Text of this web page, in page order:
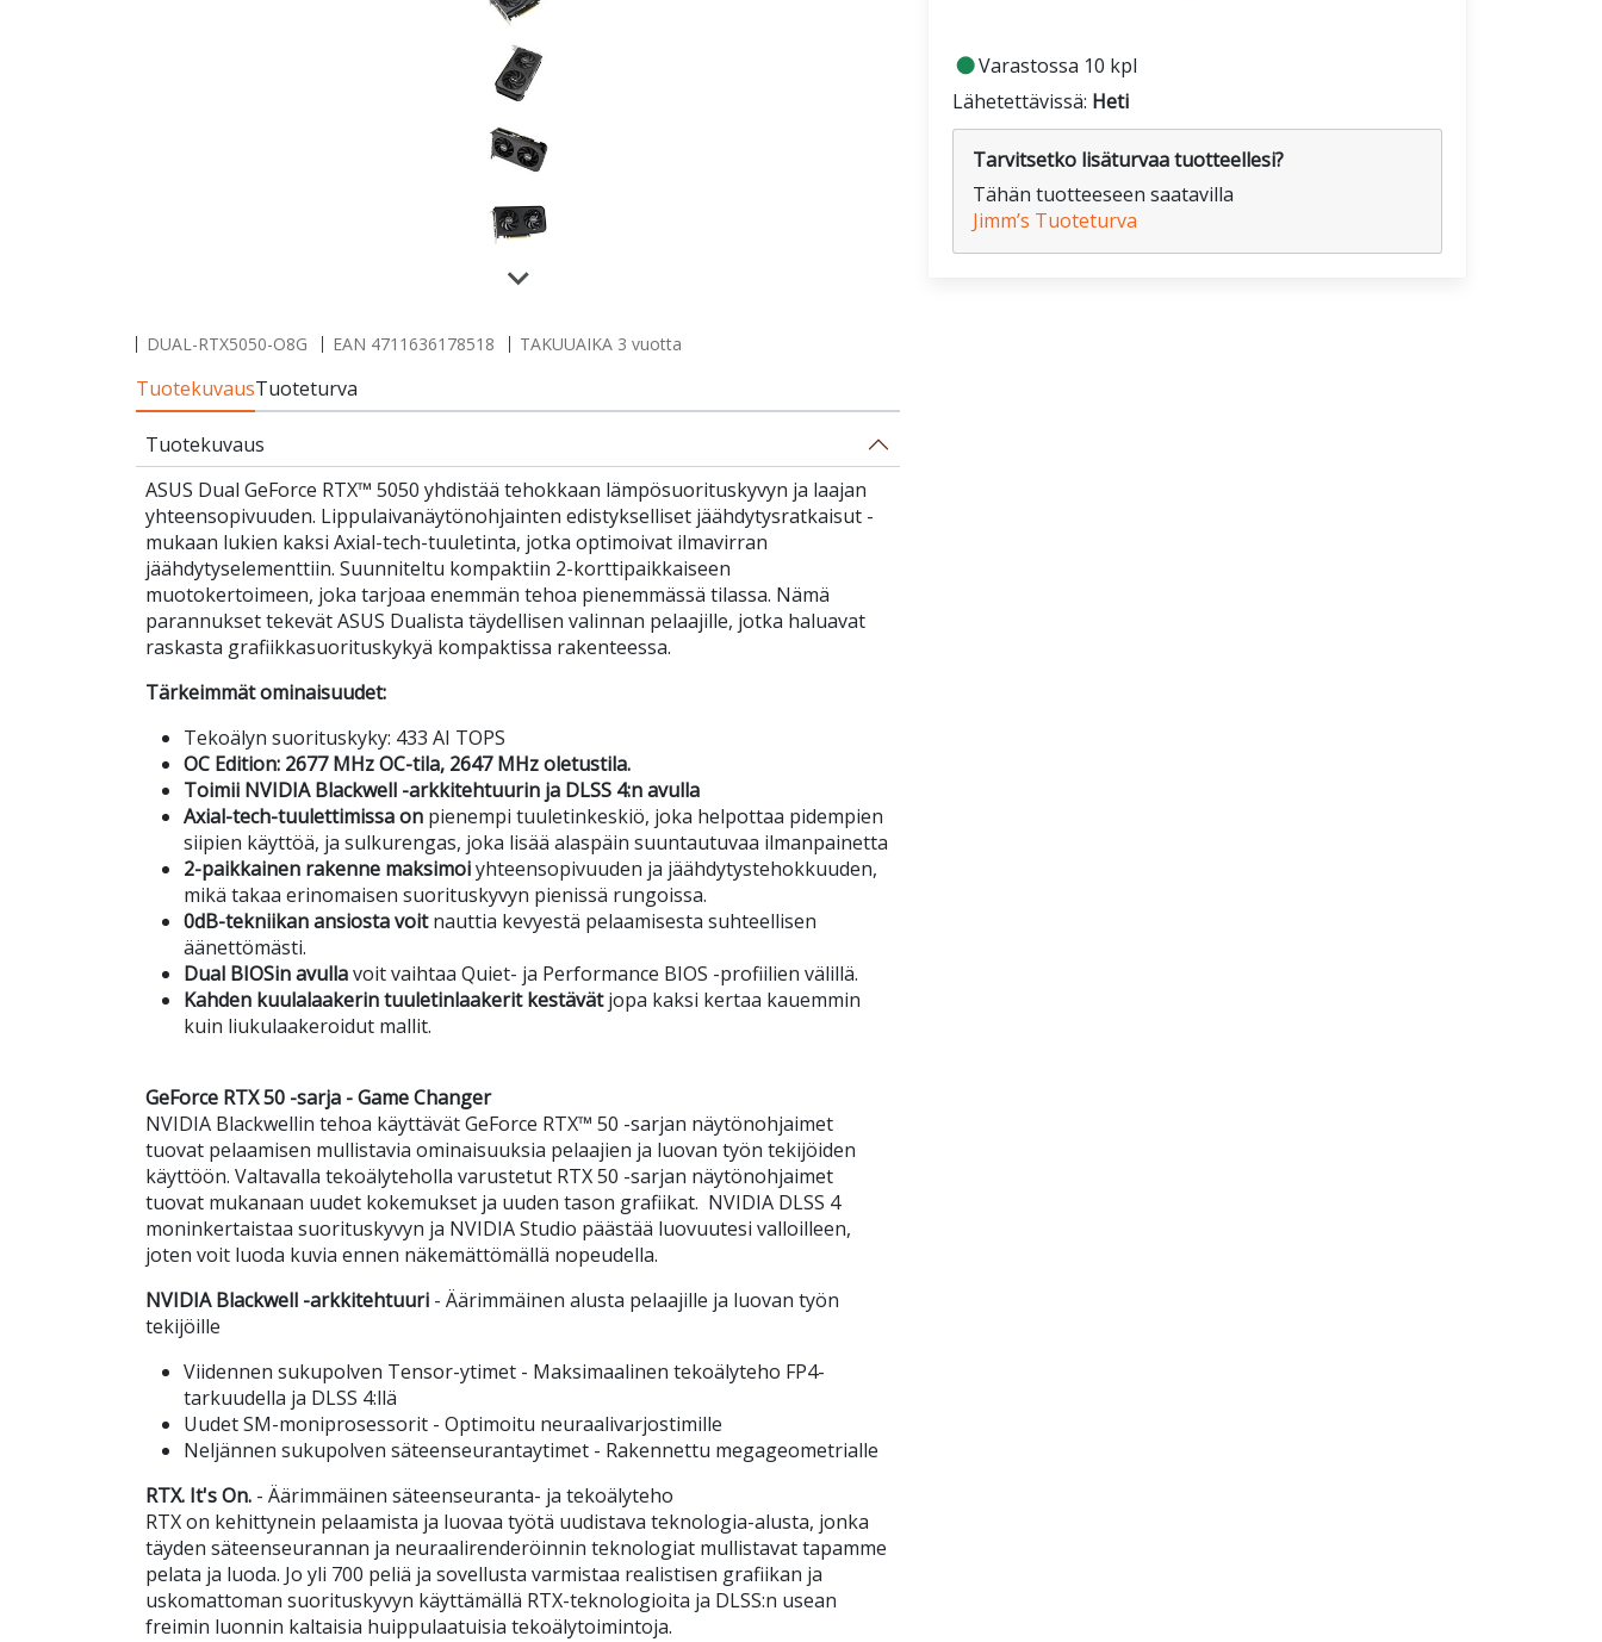
fiber_manual_recordVarastossa 10 kpl
Lähetettävissä: Heti
Tarvitsetko lisäturvaa tuotteellesi?
Tähän tuotteeseen saatavilla
Jimm’s Tuoteturva
DUAL-RTX5050-O8G EAN 4711636178518 TAKUUAIKA 3 vuotta
TuotekuvausTuoteturva
Tuotekuvaus
ASUS Dual GeForce RTX™ 5050 yhdistää tehokkaan lämpösuorituskyvyn ja laajan
yhteensopivuuden. Lippulaivanäytönohjainten edistykselliset jäähdytysratkaisut -
mukaan lukien kaksi Axial-tech-tuuletinta, jotka optimoivat ilmavirran
jäähdytyselementtiin. Suunniteltu kompaktiin 2-korttipaikkaiseen
muotokertoimeen, joka tarjoaa enemmän tehoa pienemmässä tilassa. Nämä
parannukset tekevät ASUS Dualista täydellisen valinnan pelaajille, jotka haluavat
raskasta grafiikkasuorituskykyä kompaktissa rakenteessa.
Tärkeimmät ominaisuudet:
Tekoälyn suorituskyky: 433 AI TOPS
OC Edition: 2677 MHz OC-tila, 2647 MHz oletustila.
Toimii NVIDIA Blackwell -arkkitehtuurin ja DLSS 4:n avulla
Axial-tech-tuulettimissa on pienempi tuuletinkeskiö, joka helpottaa pidempien
siipien käyttöä, ja sulkurengas, joka lisää alaspäin suuntautuvaa ilmanpainetta
2-paikkainen rakenne maksimoiyhteensopivuuden ja jäähdytystehokkuuden,
mikä takaa erinomaisen suorituskyvyn pienissä rungoissa.
0dB-tekniikan ansiosta voitnauttia kevyestä pelaamisesta suhteellisen
äänettömästi.
Dual BIOSin avullavoit vaihtaa Quiet- ja Performance BIOS -profiilien välillä.
Kahden kuulalaakerin tuuletinlaakerit kestävätjopa kaksi kertaa kauemmin
kuin liukulaakeroidut mallit.
GeForce RTX 50 -sarja - Game Changer
NVIDIA Blackwellin tehoa käyttävät GeForce RTX™ 50 -sarjan näytönohjaimet
tuovat pelaamisen mullistavia ominaisuuksia pelaajien ja luovan työn tekijöiden
käyttöön. Valtavalla tekoälyteholla varustetut RTX 50 -sarjan näytönohjaimet
tuovat mukanaan uudet kokemukset ja uuden tason grafiikat. NVIDIA DLSS 4
moninkertaistaa suorituskyvyn ja NVIDIA Studio päästää luovuutesi valloilleen,
joten voit luoda kuvia ennen näkemättömällä nopeudella.
NVIDIA Blackwell -arkkitehtuuri - Äärimmäinen alusta pelaajille ja luovan työn
tekijöille
Viidennen sukupolven Tensor-ytimet - Maksimaalinen tekoälyteho FP4-
tarkuudella ja DLSS 4:llä
Uudet SM-moniprosessorit - Optimoitu neuraalivarjostimille
Neljännen sukupolven säteenseurantaytimet - Rakennettu megageometrialle
RTX. It's On. - Äärimmäinen säteenseuranta- ja tekoälyteho
RTX on kehittynein pelaamista ja luovaa työtä uudistava teknologia-alusta, jonka
täyden säteenseurannan ja neuraalirenderöinnin teknologiat mullistavat tapamme
pelata ja luoda. Jo yli 700 peliä ja sovellusta varmistaa realistisen grafiikan ja
uskomattoman suorituskyvyn käyttämällä RTX-teknologioita ja DLSS:n usean
freimin luonnin kaltaisia huippulaatuisia tekoälytoimintoja.